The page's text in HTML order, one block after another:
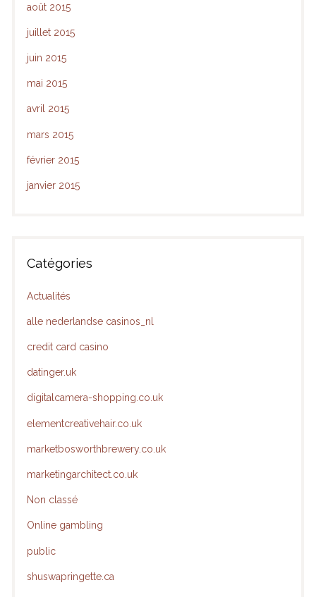
août 2015
juillet 2015
juin 2015
mai 2015
avril 2015
mars 2015
février 2015
janvier 2015
Catégories
Actualités
alle nederlandse casinos_nl
credit card casino
datinger.uk
digitalcamera-shopping.co.uk
elementcreativehair.co.uk
marketbosworthbrewery.co.uk
marketingarchitect.co.uk
Non classé
Online gambling
public
shuswapringette.ca